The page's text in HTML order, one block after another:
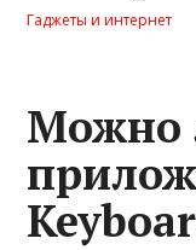
Гаджеты и интернет
Можно